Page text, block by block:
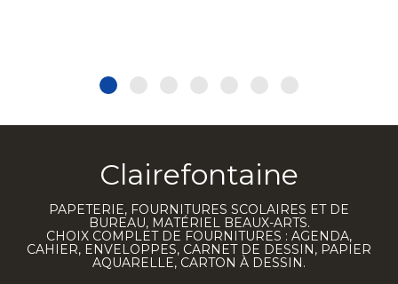
Clairefontaine
PAPETERIE, FOURNITURES SCOLAIRES ET DE
BUREAU, MATÉRIEL BEAUX-ARTS.
CHOIX COMPLET DE FOURNITURES : AGENDA,
CAHIER, ENVELOPPES, CARNET DE DESSIN, PAPIER
AQUARELLE, CARTON À DESSIN.